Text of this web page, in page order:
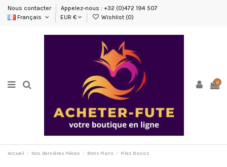
Nous contacter
Appelez-nous : +32 (0)472 194 507
Français
EUR € Wishlist (0)
0
Accueil Nos dernières Pièces Bons Plans Piles Basics